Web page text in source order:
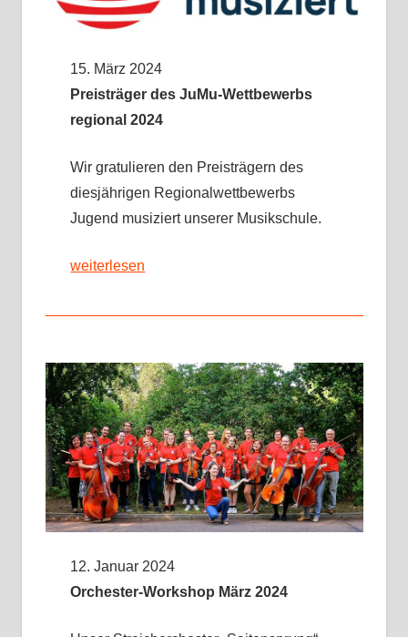
15. März 2024
Preisträger des JuMu-Wettbewerbs
regional 2024
Wir gratulieren den Preisträgern des
diesjährigen Regionalwettbewerbs
Jugend musiziert unserer Musikschule.
weiterlesen
12. Januar 2024
Orchester-Workshop März 2024